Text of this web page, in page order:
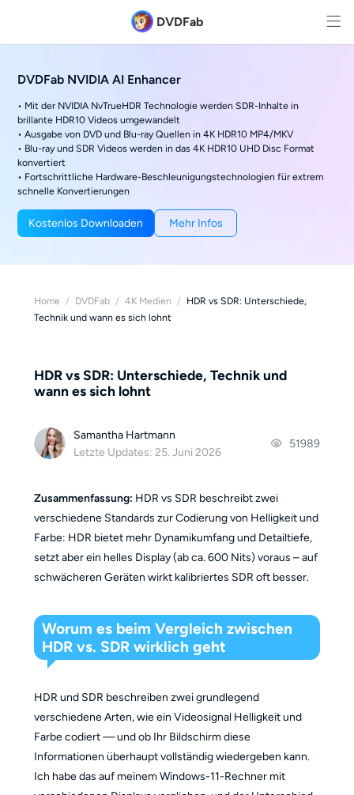
DVDFab
DVDFab NVIDIA AI Enhancer
• Mit der NVIDIA NvTrueHDR Technologie werden SDR-Inhalte in
brillante HDR10 Videos umgewandelt
• Ausgabe von DVD und Blu-ray Quellen in 4K HDR10 MP4/MKV
• Blu-ray und SDR Videos werden in das 4K HDR10 UHD Disc Format
konvertiert
• Fortschrittliche Hardware-Beschleunigungstechnologien für extrem
schnelle Konvertierungen
Kostenlos Downloaden Mehr Infos
Home / DVDFab / 4K Medien / HDR vs SDR: Unterschiede,
Technik und wann es sich lohnt
HDR vs SDR: Unterschiede, Technik und
wann es sich lohnt
Samantha Hartmann
Letzte Updates: 25. Juni 2026
51989
Zusammenfassung: HDR vs SDR beschreibt zwei
verschiedene Standards zur Codierung von Helligkeit und
Farbe: HDR bietet mehr Dynamikumfang und Detailtiefe,
setzt aber ein helles Display (ab ca. 600 Nits) voraus – auf
schwächeren Geräten wirkt kalibriertes SDR oft besser.
Worum es beim Vergleich zwischen
HDR vs. SDR wirklich geht
HDR und SDR beschreiben zwei grundlegend
verschiedene Arten, wie ein Videosignal Helligkeit und
Farbe codiert — und ob Ihr Bildschirm diese
Informationen überhaupt vollständig wiedergeben kann.
Ich habe das auf meinem Windows-11-Rechner mit